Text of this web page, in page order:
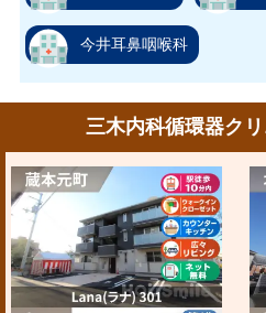
今井耳鼻咽喉科
三木内科循環器ク